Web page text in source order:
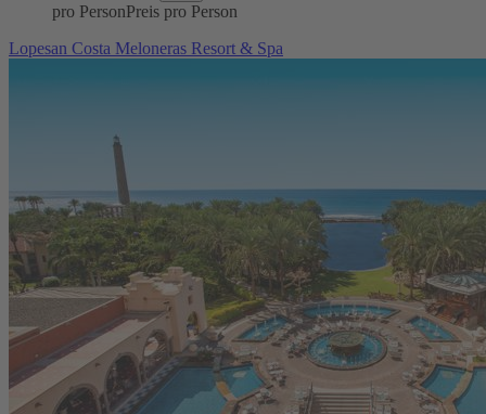
pro PersonPreis pro Person
Lopesan Costa Meloneras Resort & Spa